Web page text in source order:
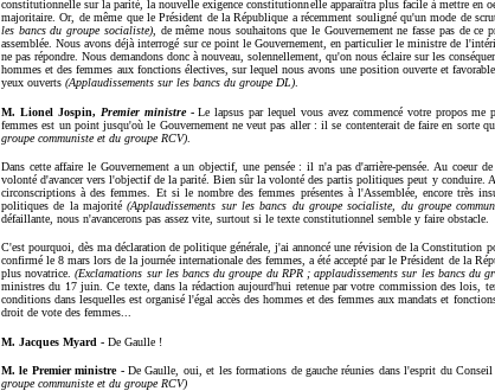
constitutionnelle sur la parité, la nouvelle exigence constitutionnelle apparaîtra plus facile à mettre
majoritaire. Or, de même que le Président de la République a récemment souligné qu'un mode de
les bancs du groupe socialiste), de même nous souhaitons que le Gouvernement ne fasse pas de
assemblée. Nous avons déjà interrogé sur ce point le Gouvernement, en particulier le ministre de
ne pas répondre. Nous demandons donc à nouveau, solennellement, qu'on nous éclaire sur les
hommes et des femmes aux fonctions électives, sur lequel nous avons une position ouverte et
yeux ouverts (Applaudissements sur les bancs du groupe DL).
M. Lionel Jospin, Premier ministre -Le lapsus par lequel vous avez commencé votre propos me
femmes est un point jusqu'où le Gouvernement ne veut pas aller : il se contenterait de faire en sorte
groupe communiste et du groupe RCV)
Dans cette affaire le Gouvernement a un objectif, une pensée : il n'a pas d'arrière-pensée. Au coeur
volonté d'avancer vers l'objectif de la parité. Bien sûr la volonté des partis politiques peut y conduire.
circonscriptions à des femmes. Et si le nombre des femmes présentes à l'Assemblée, encore très
politiques de la majorité(Applaudissements sur les bancs du groupe socialiste, du groupe
défaillante, nous n'avancerons pas assez vite, surtout si le texte constitutionnel semble y faire obstacle.
C'est pourquoi, dès ma déclaration de politique générale, j'ai annoncé une révision de la Constitution
confirmé le 8 mars lors de la journée internationale des femmes, a été accepté par le Président de la
plus novatrice.(Exclamations sur les bancs du groupe du RPR ; applaudissements sur les bancs du
ministres du 17 juin. Ce texte, dans la rédaction aujourd'hui retenue par votre commission des
conditions dans lesquelles est organisé l'égal accès des hommes et des femmes aux mandats et
droit de vote des femmes...
M. Jacques Myard - De Gaulle !
M. le Premier ministre -De Gaulle, oui, et les formations de gauche réunies dans l'esprit du
groupe communiste et du groupe RCV)